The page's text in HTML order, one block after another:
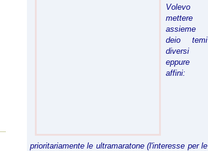
Volevo
mettere
assieme
deio temi
diversi
eppure
affini:
prioritariamente le ultramaratone (l'interesse per le